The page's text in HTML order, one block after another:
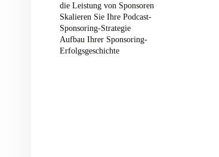
die Leistung von Sponsoren
Skalieren Sie Ihre Podcast-
Sponsoring-Strategie
Aufbau Ihrer Sponsoring-
Erfolgsgeschichte